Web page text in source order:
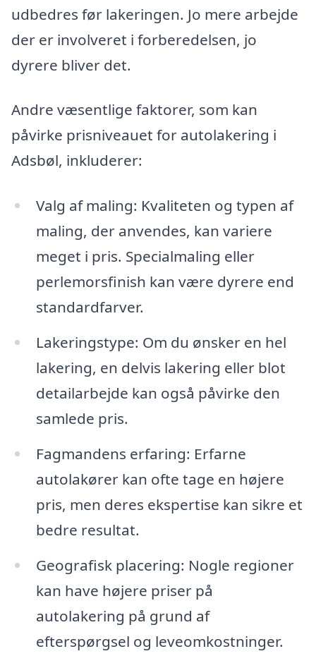
udbedres før lakeringen. Jo mere arbejde
der er involveret i forberedelsen, jo
dyrere bliver det.
Andre væsentlige faktorer, som kan
påvirke prisniveauet for autolakering i
Adsbøl, inkluderer:
Valg af maling: Kvaliteten og typen af
maling, der anvendes, kan variere
meget i pris. Specialmaling eller
perlemorsfinish kan være dyrere end
standardfarver.
Lakeringstype: Om du ønsker en hel
lakering, en delvis lakering eller blot
detailarbejde kan også påvirke den
samlede pris.
Fagmandens erfaring: Erfarne
autolakører kan ofte tage en højere
pris, men deres ekspertise kan sikre et
bedre resultat.
Geografisk placering: Nogle regioner
kan have højere priser på
autolakering på grund af
efterspørgsel og leveomkostninger.